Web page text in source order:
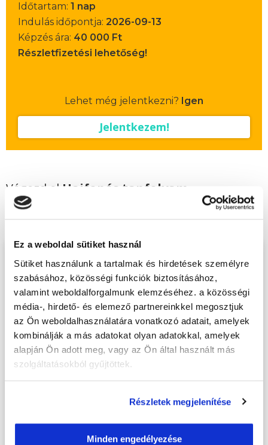
Ez a weboldal sütiket használ
Sütiket használunk a tartalmak és hirdetések személyre
szabásához, közösségi funkciók biztosításához,
valamint weboldalforgalmunk elemzéséhez. a közösségi
média-, hirdető- és elemező partnereinkkel megosztjuk
az Ön weboldalhasználatára vonatkozó adatait, amelyek
kombinálják a más adatokat olyan adatokkal, amelyek
alapján Ön adott meg, vagy az Ön által használt más
szolgáltatásokból gyűjtöttek.
Részletek megjelenítése
Minden engedélyezése
Időtartam: 1 nap
Indulás időpontja: 2026-09-13
Képzés ára: 40 000 Ft
Részletfizetési lehetőség!
Lehet még jelentkezni? Igen
Jelentkezem!
Végezd el Hajfonás tanfolyam -
Tatabánya
tanfolyamunkat és váltsd valóra
az álmaidat!
Töltsd ki adatlapunkat,
hogy eljuttathassuk Hozzád
INGYENES és MINDEN
KÖTELEZETTSÉGTŐL
MENTES tájékoztató
anyagunkat!
Kérjük, hogy a személyi
igazolványban szereplő
adatok alapján töltsd ki az
űrlapot!